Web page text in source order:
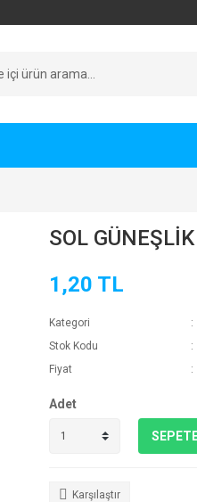
SOL GÜNEŞLİK
1,20 TL
Kategori
Stok Kodu
Fiyat
Adet
Karşılaştır